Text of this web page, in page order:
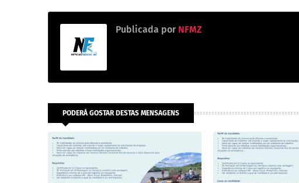
Publicada por NFMZ
PODERÁ GOSTAR DESTAS MENSAGENS